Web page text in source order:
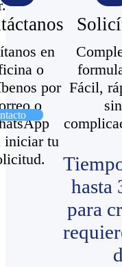
en
o
por
o
iniciar tu
Fácil,
sin
hasta
para